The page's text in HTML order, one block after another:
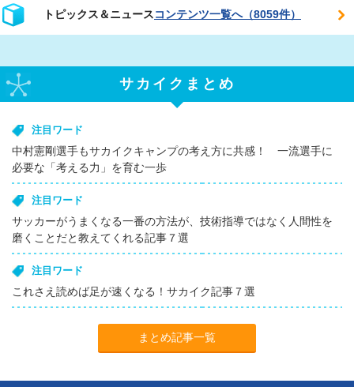
トピックス＆ニュースコンテンツ一覧へ（8059件）
サカイクまとめ
注目ワード
中村憲剛選手もサカイクキャンプの考え方に共感！ 一流選手に
必要な「考える力」を育む一歩
注目ワード
サッカーがうまくなる一番の方法が、技術指導ではなく人間性を
磨くことだと教えてくれる記事７選
注目ワード
これさえ読めば足が速くなる！サカイク記事７選
まとめ記事一覧